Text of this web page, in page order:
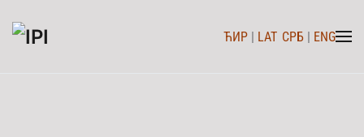
Skip to main content
ЋИР | LAT СРБ | ENG